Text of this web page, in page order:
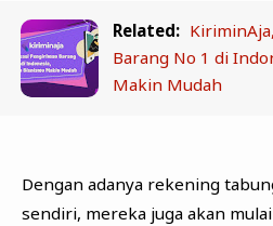
Related:
Barang No 1 di
Makin Mudah
Dengan adanya rekening
sendiri, mereka juga akan